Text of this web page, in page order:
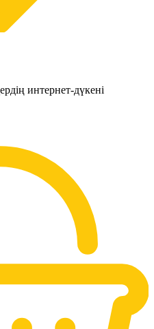
интернет-дүкені